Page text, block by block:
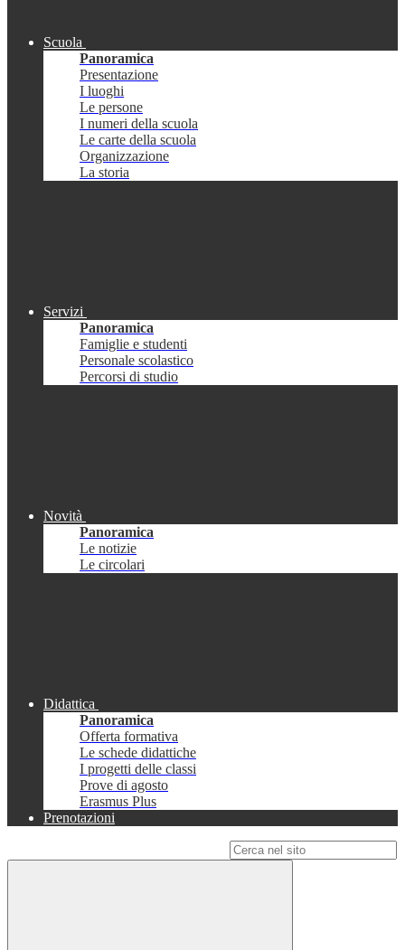
Scuola
Panoramica
Presentazione
I luoghi
Le persone
I numeri della scuola
Le carte della scuola
Organizzazione
La storia
Servizi
Panoramica
Famiglie e studenti
Personale scolastico
Percorsi di studio
Novità
Panoramica
Le notizie
Le circolari
Didattica
Panoramica
Offerta formativa
Le schede didattiche
I progetti delle classi
Prove di agosto
Erasmus Plus
Prenotazioni